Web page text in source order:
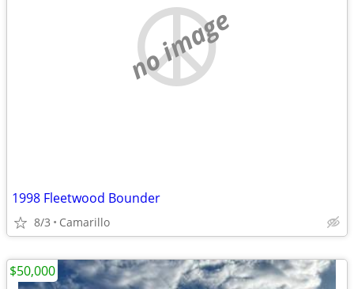
no image
1998 Fleetwood Bounder
8/3 Camarillo
$50,000